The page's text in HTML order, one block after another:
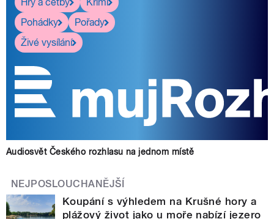
Pohádky
Pořady
Živé vysílání
Audiosvět Českého rozhlasu na jednom místě
NEJPOSLOUCHANĚJŠÍ
Koupání s výhledem na Krušné hory a
plážový život jako u moře nabízí jezero